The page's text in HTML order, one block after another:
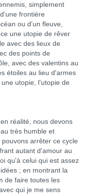
simplement
frontière
ou d'un fleuve,
une utopie de rêver
avec des lieux de
des points de
avec des valentins au
étoiles au lieu d'armes
utopie, l'utopie de
réalité, nous devons
très humble et
arrêter ce cycle
autant d'amour au
qu'à celui qui est assez
; en montrant la
de faire toutes les
qui je me sens